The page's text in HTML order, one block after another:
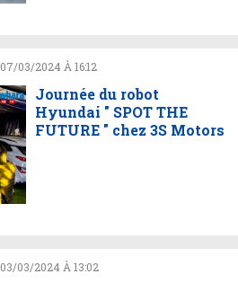
07/03/2024 À 16:12
Journée du robot
Hyundai " SPOT THE
FUTURE " chez 3S Motors
03/03/2024 À 13:02